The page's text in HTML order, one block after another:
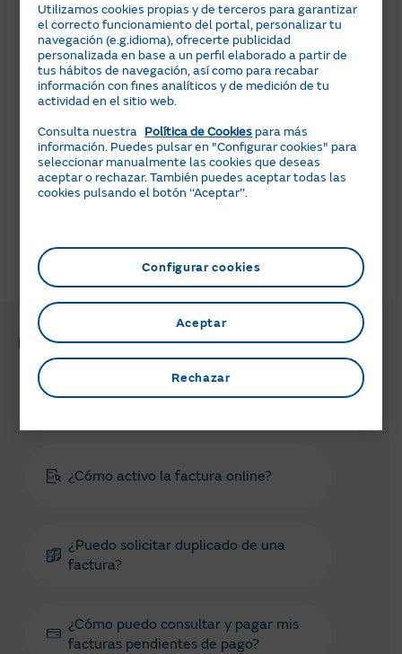
Si no es tu caso, selecciona la sugerencia aquí abajo y te
ayudamos 👇
Canales de atención
Ir a Área Cliente
Descarga la App de Área Clientes
¿Te ha parecido útil esta información?
Preguntas y gestiones relacionadas
¿Qué es la factura online y qué
¿Cómo activo la factura online?
¿Puedo solicitar duplicado de una
factura?
¿Cómo puedo consultar y pagar mis
facturas pendientes de pago?
Utilizamos cookies propias y de terceros para garantizar
el correcto funcionamiento del portal, personalizar tu
navegación (e.g.idioma), ofrecerte publicidad
personalizada en base a un perfil elaborado a partir de
tus hábitos de navegación, así como para recabar
información con fines analíticos y de medición de tu
actividad en el sitio web.
Consulta nuestra Política de Cookies para más
información. Puedes pulsar en "Configurar cookies" para
seleccionar manualmente las cookies que deseas
aceptar o rechazar. También puedes aceptar todas las
cookies pulsando el botón ‘‘Aceptar’’.
Configurar cookies
Rechazar
Aceptar